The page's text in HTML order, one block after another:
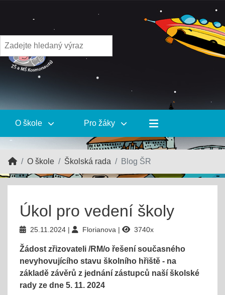
O škole Pro žáky
O škole Školská rada Blog ŠR
Úkol pro vedení školy
25.11.2024 Florianova 3740x
Žádost zřizovateli /RM/o řešení současného
nevyhovujícího stavu školního hřiště - na
základě závěrů z jednání zástupců naší školské
rady ze dne 5. 11. 2024